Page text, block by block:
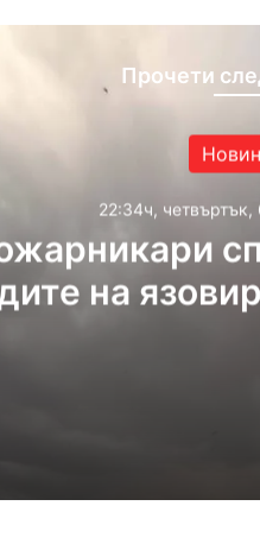
Прочети
22:34ч, четвъртък,
на